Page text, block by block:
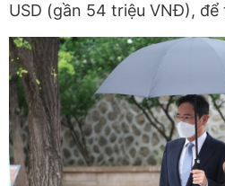
USD (gần 54 triệu VNĐ),